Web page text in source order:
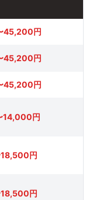
45,200円
45,200円
45,200円
14,000円
円
円